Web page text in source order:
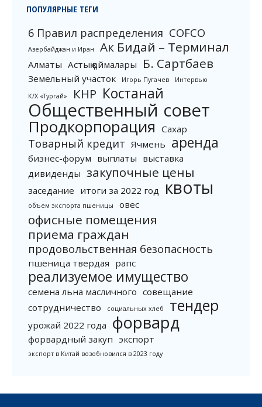
ПОПУЛЯРНЫЕ ТЕГИ
6 Правил распределения COFCO
Азербайджан и Иран Ак Бидай – Терминал
Алматы Астық қоймалары Б. Сартбаев
Земельный участок Игорь Пугачев
Интервью
К/Х «Тургай»
КНР Костанай
Общественный совет
Продкорпорация Сахар
Товарный кредит Ячмень аренда
бизнес-форум выплаты выставка
дивиденды закупочные цены
заседание итоги за 2022 год квоты
объем экспорта пшеницы овес
офисные помещения
приема граждан
продовольственная безопасность
пшеница твердая рапс
реализуемое имущество
семена льна масличного совещание
сотрудничество
социальных хлеб тендер
урожай 2022 года форвард
форвардный закуп экспорт
экспорт в Китай возобновился в 2023 году